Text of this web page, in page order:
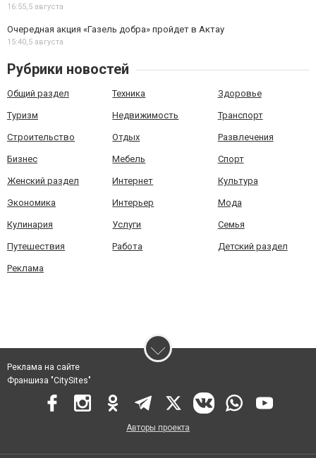
16:55,5 августа
Очередная акция «Газель добра» пройдет в Актау
15:40,5 августа
Рубрики новостей
Общий раздел Техника Здоровье
Туризм Недвижимость Транспорт
Строительство Отдых Развлечения
Бизнес Мебель Спорт
Женский раздел Интернет Культура
Экономика Интерьер Мода
Кулинария Услуги Семья
Путешествия Работа Детский раздел
Реклама
Реклама на сайте
Франшиза "CitySites"
Авторы проекта